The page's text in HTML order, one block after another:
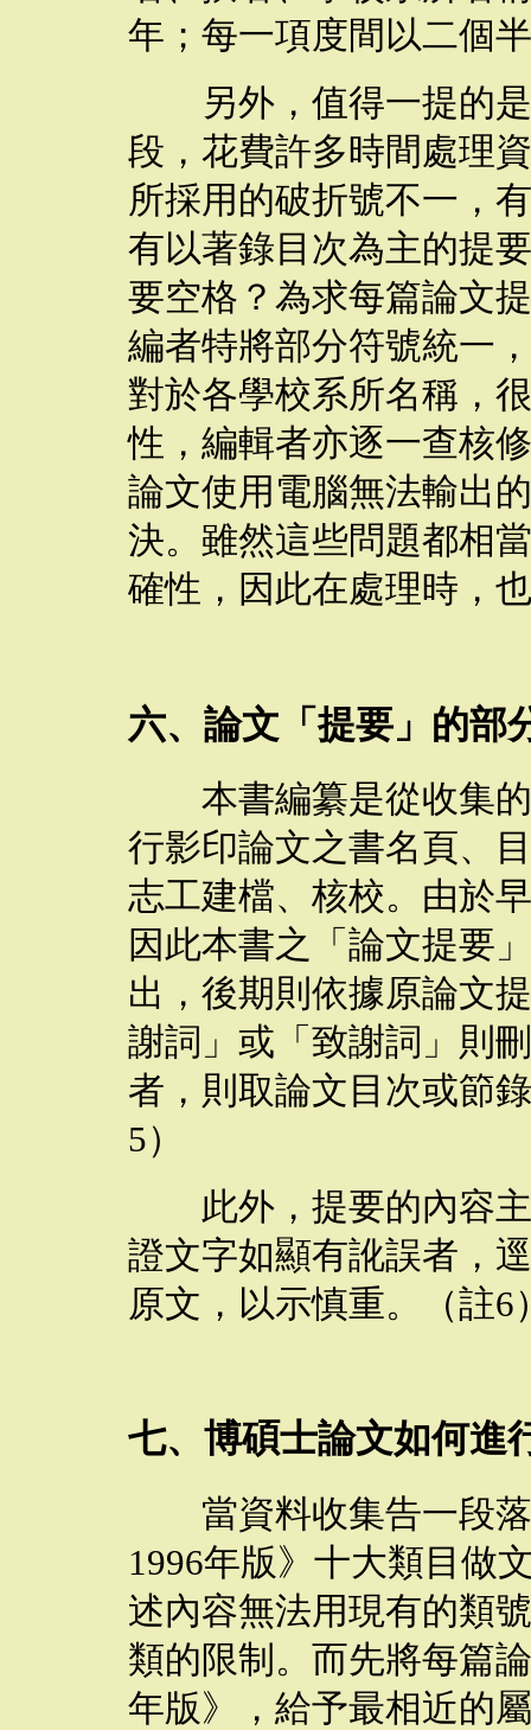
年；每一項度間以二個
另外，值得一提的是
段，花費許多時間處理
所採用的破折號不一，
有以著錄目次為主的提
要空格？為求每篇論文
編者特將部分符號統一
對於各學校系所名稱，
性，編輯者亦逐一查核
論文使用電腦無法輸出
決。雖然這些問題都相
確性，因此在處理時，
六、論文「提要」的部
本書編纂是從收集的
行影印論文之書名頁、
志工建檔、核校。由於
因此本書之「論文提要
出，後期則依據原論文
謝詞」或「致謝詞」則
者，則取論文目次或節
5）
此外，提要的內容主
證文字如顯有訛誤者，
原文，以示慎重。（註6
七、博碩士論文如何進
當資料收集告一段落
1996年版》十大類目做
述內容無法用現有的類
類的限制。而先將每篇
年版》，給予最相近的